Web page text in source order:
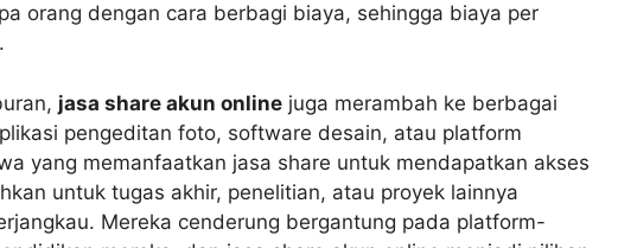
orang dengan cara berbagi biaya, sehingga biaya per
jasa share akun online juga merambah ke berbagai
pengeditan foto, software desain, atau platform
yang memanfaatkan jasa share untuk mendapatkan akses
untuk tugas akhir, penelitian, atau proyek lainnya
Mereka cenderung bergantung pada platform-